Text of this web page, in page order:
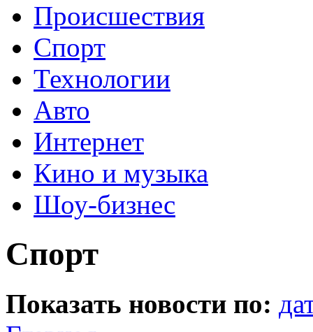
Происшествия
Спорт
Технологии
Авто
Интернет
Кино и музыка
Шоу-бизнес
Спорт
Показать новости по: